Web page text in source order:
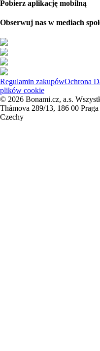
Pobierz aplikację mobilną
Obserwuj nas w mediach
Regulamin zakupówOchrona
plików cookie
© 2026 Bonami.cz, a.s.
Thámova 289/13, 186 00 Praga
Czechy